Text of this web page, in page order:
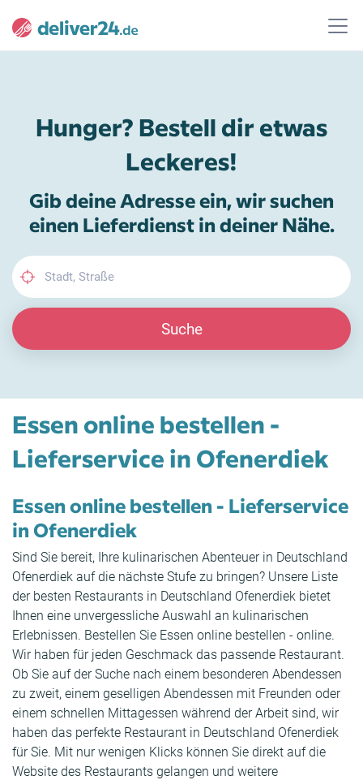
Hunger? Bestell dir etwas
Leckeres!
Gib deine Adresse ein, wir suchen
einen Lieferdienst in deiner Nähe.
Suche
Essen online bestellen -
Lieferservice in Ofenerdiek
Essen online bestellen - Lieferservice
in Ofenerdiek
Sind Sie bereit, Ihre kulinarischen Abenteuer in Deutschland
Ofenerdiek auf die nächste Stufe zu bringen? Unsere Liste
der besten Restaurants in Deutschland Ofenerdiek bietet
Ihnen eine unvergessliche Auswahl an kulinarischen
Erlebnissen. Bestellen Sie Essen online bestellen - online.
Wir haben für jeden Geschmack das passende Restaurant.
Ob Sie auf der Suche nach einem besonderen Abendessen
zu zweit, einem geselligen Abendessen mit Freunden oder
einem schnellen Mittagessen während der Arbeit sind, wir
haben das perfekte Restaurant in Deutschland Ofenerdiek
für Sie. Mit nur wenigen Klicks können Sie direkt auf die
Website des Restaurants gelangen und weitere